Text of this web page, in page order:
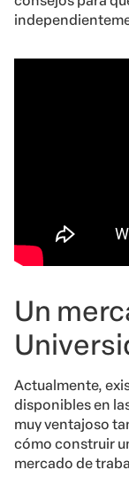
Un
Actualmente,
disponibles en
muy ventajoso
cómo construir
mercado de